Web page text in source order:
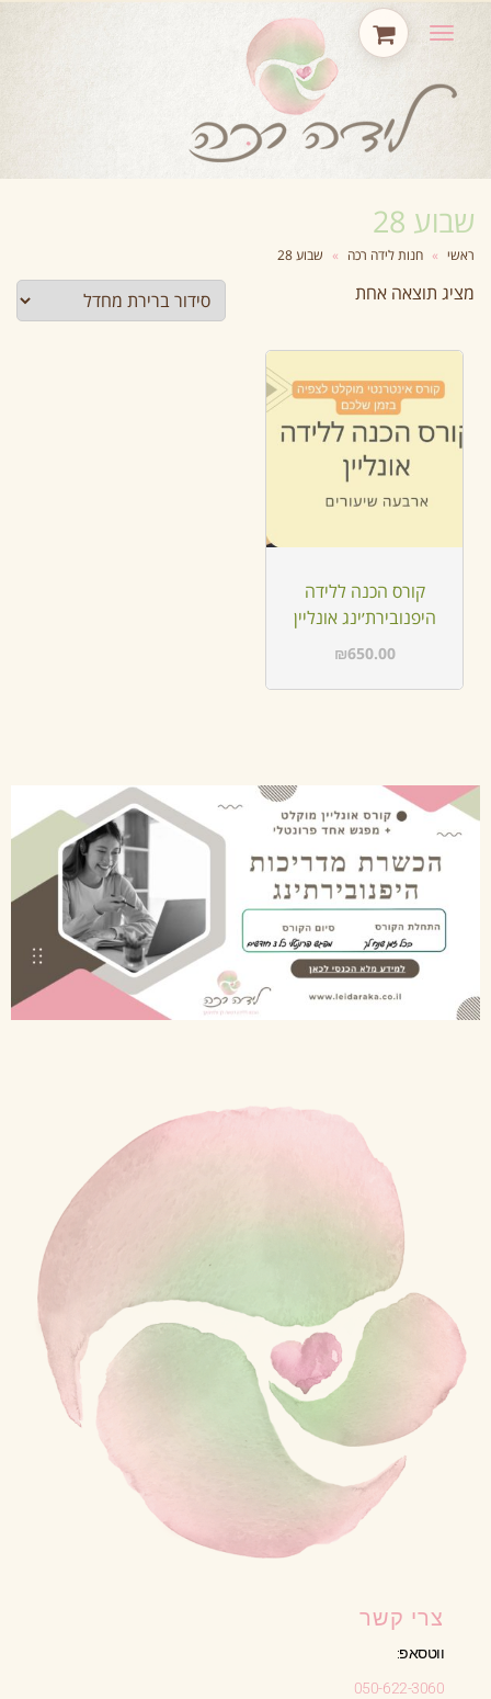
תפריט
שבוע 28
ראשי » חנות לידה רכה » שבוע 28
מציג תוצאה אחת
קורס הכנה ללידה
היפנובירת׳ינג אונליין
₪650.00
צרי קשר
ווטסאפ:
050-622-3060